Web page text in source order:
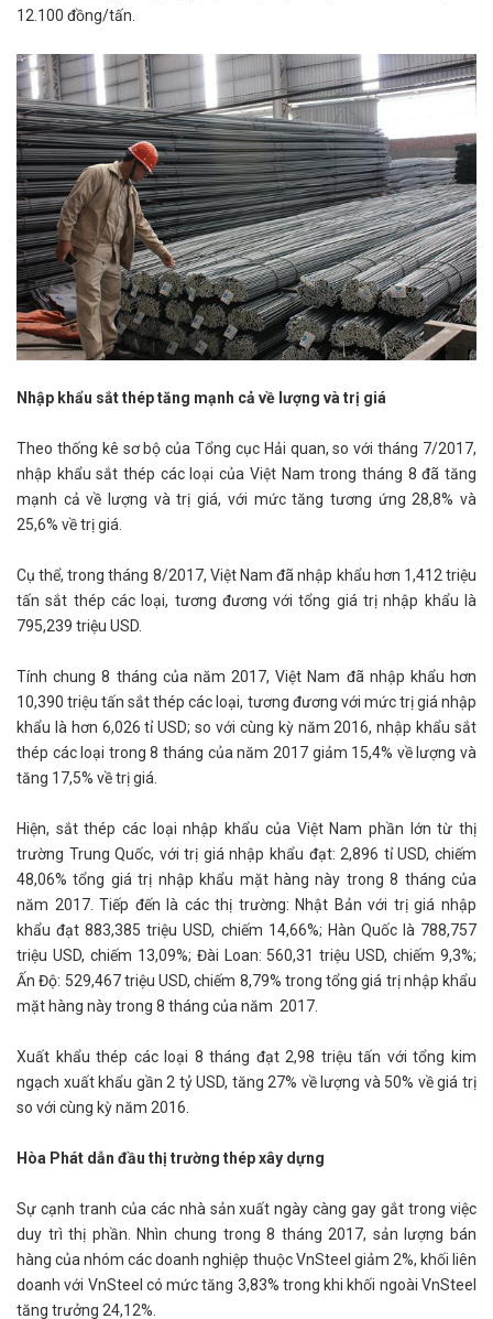
12.100 đồng/tấn.
Nhập khẩu sắt thép tăng mạnh cả về lượng và trị giá
Theo thống kê sơ bộ của Tổng cục Hải quan, so với tháng 7/2017,
nhập khẩu sắt thép các loại của Việt Nam trong tháng 8 đã tăng
mạnh cả về lượng và trị giá, với mức tăng tương ứng 28,8% và
25,6% về trị giá.
Cụ thể, trong tháng 8/2017, Việt Nam đã nhập khẩu hơn 1,412 triệu
tấn sắt thép các loại, tương đương với tổng giá trị nhập khẩu là
795,239 triệu USD.
Tính chung 8 tháng của năm 2017, Việt Nam đã nhập khẩu hơn
10,390 triệu tấn sắt thép các loại, tương đương với mức trị giá nhập
khẩu là hơn 6,026 tỉ USD; so với cùng kỳ năm 2016, nhập khẩu sắt
thép các loại trong 8 tháng của năm 2017 giảm 15,4% về lượng và
tăng 17,5% về trị giá.
Hiện, sắt thép các loại nhập khẩu của Việt Nam phần lớn từ thị
trường Trung Quốc, với trị giá nhập khẩu đạt: 2,896 tỉ USD, chiếm
48,06% tổng giá trị nhập khẩu mặt hàng này trong 8 tháng của
năm 2017. Tiếp đến là các thị trường: Nhật Bản với trị giá nhập
khẩu đạt 883,385 triệu USD, chiếm 14,66%; Hàn Quốc là 788,757
triệu USD, chiếm 13,09%; Đài Loan: 560,31 triệu USD, chiếm 9,3%;
Ấn Độ: 529,467 triệu USD, chiếm 8,79% trong tổng giá trị nhập khẩu
mặt hàng này trong 8 tháng của năm 2017.
Xuất khẩu thép các loại 8 tháng đạt 2,98 triệu tấn với tổng kim
ngạch xuất khẩu gần 2 tỷ USD, tăng 27% về lượng và 50% về giá trị
so với cùng kỳ năm 2016.
Hòa Phát dẫn đầu thị trường thép xây dựng
Sự cạnh tranh của các nhà sản xuất ngày càng gay gắt trong việc
duy trì thị phần. Nhìn chung trong 8 tháng 2017, sản lượng bán
hàng của nhóm các doanh nghiệp thuộc VnSteel giảm 2%, khối liên
doanh với VnSteel có mức tăng 3,83% trong khi khối ngoài VnSteel
tăng trưởng 24,12%.